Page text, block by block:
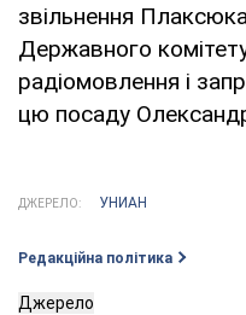
звільнення
Державного
радіомовлення і
цю посаду
ДЖЕРЕЛО: УНИАН
Редакційна політика
Джерело